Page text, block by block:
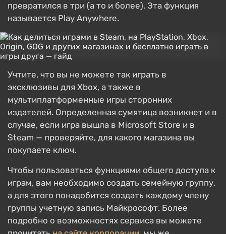
превратился в три (а то и более). Эта функция
называется Play Anywhere.
Учтите, что вы не можете так играть в
эксклюзивы для Xbox, а также в
мультиплатформенные игры сторонних
издателей. Определенная сумятица возникнет и в
случае, если игра вышла в Microsoft Store и в
Steam — проверяйте, для какого магазина вы
покупаете ключ.
Чтобы пользоваться функциями общего доступа к
играм, вам необходимо создать семейную группу,
а для этого понадобится создать каждому члену
группы учетную запись Майкрософт. Более
подробно о возможностях сервиса вы можете